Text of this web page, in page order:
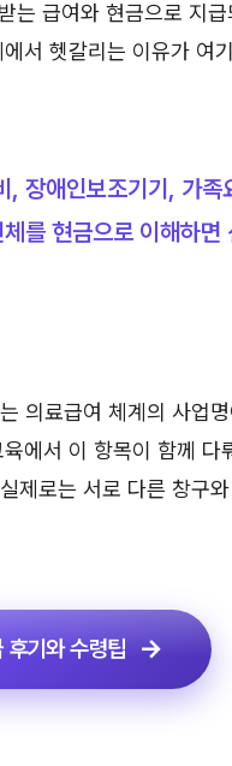
는 급여와 현금으로 지
서 헷갈리는 이유가 여
장애인보조기기, 가족
를 현금으로 이해하면
의료급여 체계의 사업
에서 이 항목이 함께 다
제로는 서로 다른 창구
후기와 수령팁